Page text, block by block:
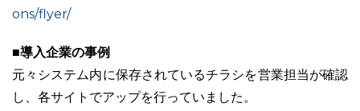
ons/flyer/
■導入企業の事例
元々システム内に保存されているチラシを営業担当が確認
し、各サイトでアップを行っていました。